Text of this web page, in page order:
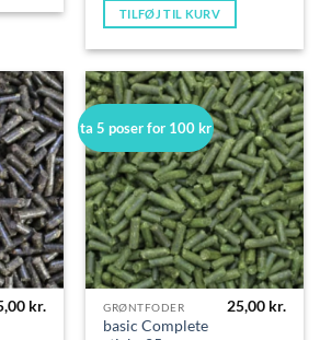
TILFØJ TIL KURV
kr.
ta 5 poser for 100 kr
GRØNTFODER
basic Complete
25,00 kr.